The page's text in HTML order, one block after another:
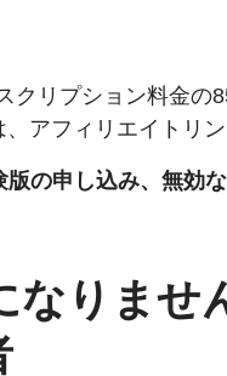
リプション料金
アフィリエイトリ
の申し込み、無効
なりませ